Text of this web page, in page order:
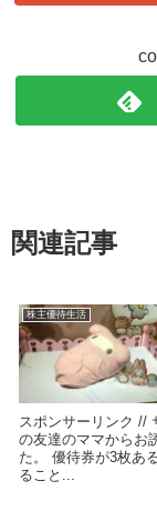
関連記事
株主優待生活
スポンサーリンク //
の友達のママからお
た。 優待券が3枚あ
ること...